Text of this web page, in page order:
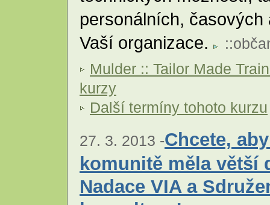
personálních,
Vaší organizace.
::
Mulder :: Tailor Made
kurzy
Další termíny tohoto kurzu
27. 3. 2013 -Chcete,
komunitě měla větší
Nadace VIA a